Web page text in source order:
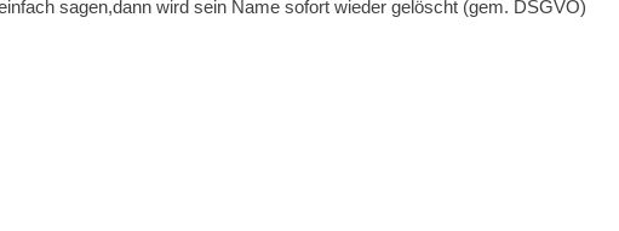
sagen,dann wird sein Name sofort wieder gelöscht (gem. DSGVO)